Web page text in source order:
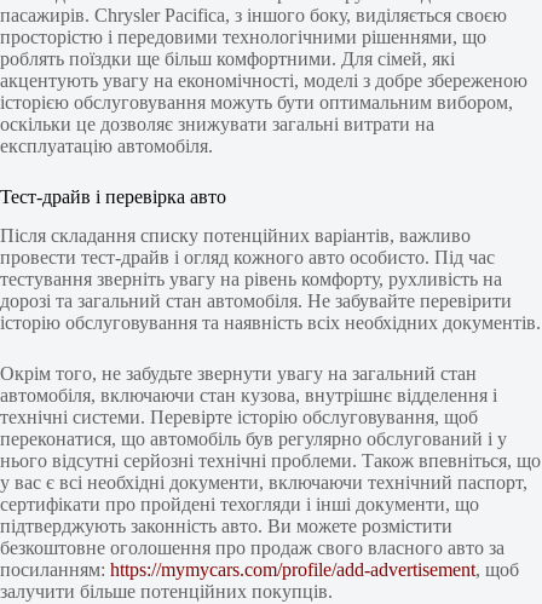
пасажирів. Chrysler Pacifica, з іншого боку, виділяється своєю
просторістю і передовими технологічними рішеннями, що
роблять поїздки ще більш комфортними. Для сімей, які
акцентують увагу на економічності, моделі з добре збереженою
історією обслуговування можуть бути оптимальним вибором,
оскільки це дозволяє знижувати загальні витрати на
експлуатацію автомобіля.
Тест-драйв і перевірка авто
Після складання списку потенційних варіантів, важливо
провести тест-драйв і огляд кожного авто особисто. Під час
тестування зверніть увагу на рівень комфорту, рухливість на
дорозі та загальний стан автомобіля. Не забувайте перевірити
історію обслуговування та наявність всіх необхідних документів.
Окрім того, не забудьте звернути увагу на загальний стан
автомобіля, включаючи стан кузова, внутрішнє відделення і
технічні системи. Перевірте історію обслуговування, щоб
переконатися, що автомобіль був регулярно обслугований і у
нього відсутні серйозні технічні проблеми. Також впевніться, що
у вас є всі необхідні документи, включаючи технічний паспорт,
сертифікати про пройдені техогляди і інші документи, що
підтверджують законність авто. Ви можете розмістити
безкоштовне оголошення про продаж свого власного авто за
посиланням: https://mymycars.com/profile/add-advertisement, щоб
залучити більше потенційних покупців.